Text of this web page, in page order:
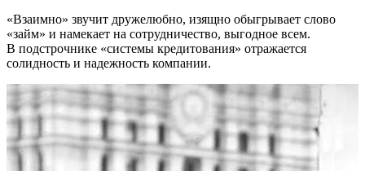
«Взаимно» звучит дружелюбно, изящно обыгрывает слово
«займ» и намекает на сотрудничество, выгодное всем.
В подстрочнике «системы кредитования» отражается
солидность и надежность компании.